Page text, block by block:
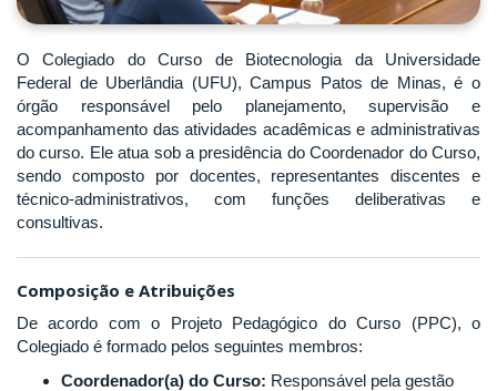
O Colegiado do Curso de Biotecnologia da Universidade
Federal de Uberlândia (UFU), Campus Patos de Minas, é o
órgão responsável pelo planejamento, supervisão e
acompanhamento das atividades acadêmicas e administrativas
do curso. Ele atua sob a presidência do Coordenador do Curso,
sendo composto por docentes, representantes discentes e
técnico-administrativos, com funções deliberativas e
consultivas.
Composição e Atribuições
De acordo com o Projeto Pedagógico do Curso (PPC), o
Colegiado é formado pelos seguintes membros:
Coordenador(a) do Curso: Responsável pela gestão